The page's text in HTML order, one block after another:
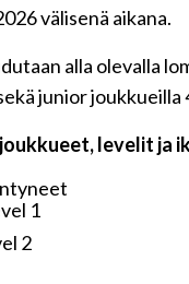
välisenä aikana.
alla olevalla
junior joukkueilla
levelit ja
1
2